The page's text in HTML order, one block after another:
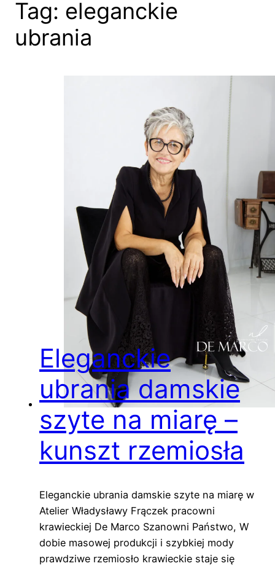
Tag: eleganckie
ubrania
Eleganckie
ubrania damskie
szyte na miarę –
kunszt rzemiosła
Eleganckie ubrania damskie szyte na miarę w
Atelier Władysławy Frączek pracowni
krawieckiej De Marco Szanowni Państwo, W
dobie masowej produkcji i szybkiej mody
prawdziwe rzemiosło krawieckie staje się